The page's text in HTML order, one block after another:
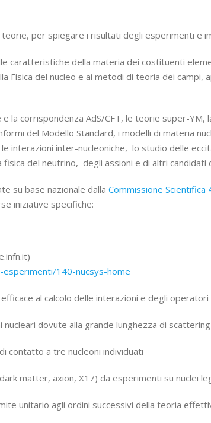
per spiegare i risultati degli esperimenti e
caratteristiche della materia dei costituenti
Fisica del nucleo e ai metodi di teoria dei campi,
la corrispondenza AdS/CFT, le teorie super-
del Modello Standard, i modelli di materia
inter-nucleoniche, lo studio delle
del neutrino, degli assioni e di altri candidati
su base nazionale dalla Commissione Scientifica
iniziative specifiche:
140-nucsys-home
al calcolo delle interazioni e degli
dovute alla grande lunghezza di
contatto a tre nucleoni individuati
matter, axion, X17) da esperimenti su nuclei
unitario agli ordini successivi della teoria